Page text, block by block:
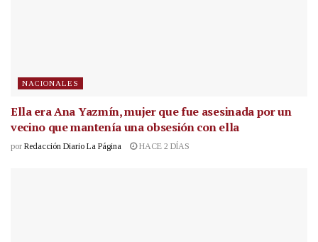
NACIONALES
Ella era Ana Yazmín, mujer que fue asesinada por un
vecino que mantenía una obsesión con ella
por Redacción Diario La Página HACE 2 DÍAS